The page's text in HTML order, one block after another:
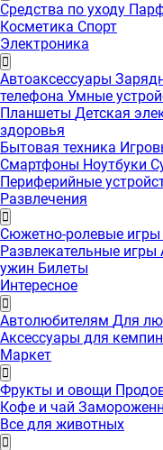
Средства по уходу
Косметика Спорт
Электроника
Автоаксессуары
телефона Умные
Планшеты Детская
здоровья
Бытовая техника
Смартфоны Ноутбуки
Периферийные
Развлечения
Сюжетно-ролевые игры
Развлекательные игры
ужин Билеты
Интересноe
Автолюбителям Для
Аксессуары для
Маркет
Фрукты и овощи
Кофе и чай
Все для животных